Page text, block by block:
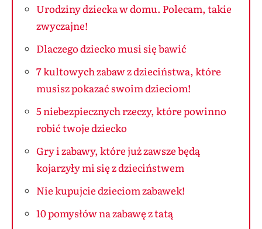
Urodziny dziecka w domu. Polecam, takie
zwyczajne!
Dlaczego dziecko musi się bawić
7 kultowych zabaw z dzieciństwa, które
musisz pokazać swoim dzieciom!
5 niebezpiecznych rzeczy, które powinno
robić twoje dziecko
Gry i zabawy, które już zawsze będą
kojarzyły mi się z dzieciństwem
Nie kupujcie dzieciom zabawek!
10 pomysłów na zabawę z tatą